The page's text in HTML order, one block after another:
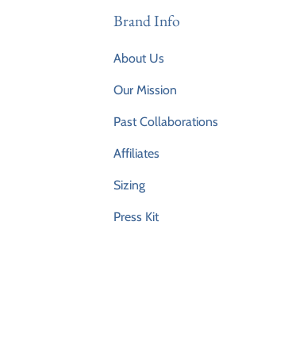
Brand Info
About Us
Our Mission
Past Collaborations
Affiliates
Sizing
Press Kit